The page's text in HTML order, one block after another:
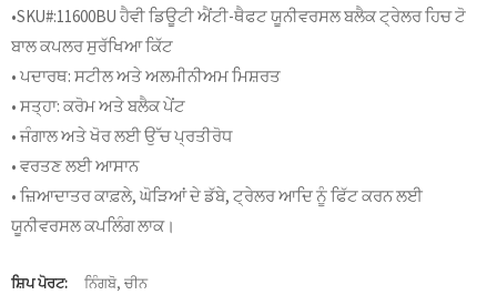
•SKU#:11600BU ਹੈਵੀ ਡਿਊਟੀ ਐਂਟੀ-ਥੈਫਟ ਯੂਨੀਵਰਸਲ ਬਲੈਕ ਟ੍ਰੇਲਰ ਹਿਚ ਟੋ
ਬਾਲ ਕਪਲਰ ਸੁਰੱਖਿਆ ਕਿੱਟ
• ਪਦਾਰਥ: ਸਟੀਲ ਅਤੇ ਅਲਮੀਨੀਅਮ ਮਿਸ਼ਰਤ
• ਸਤ੍ਹਾ: ਕਰੋਮ ਅਤੇ ਬਲੈਕ ਪੇਂਟ
• ਜੰਗਾਲ ਅਤੇ ਖੋਰ ਲਈ ਉੱਚ ਪ੍ਰਤੀਰੋਧ
• ਵਰਤਣ ਲਈ ਆਸਾਨ
• ਜ਼ਿਆਦਾਤਰ ਕਾਫ਼ਲੇ, ਘੋੜਿਆਂ ਦੇ ਡੱਬੇ, ਟ੍ਰੇਲਰ ਆਦਿ ਨੂੰ ਫਿੱਟ ਕਰਨ ਲਈ
ਯੂਨੀਵਰਸਲ ਕਪਲਿੰਗ ਲਾਕ।
ਸ਼ਿਪ ਪੋਰਟ:
ਨਿੰਗਬੋ, ਚੀਨ